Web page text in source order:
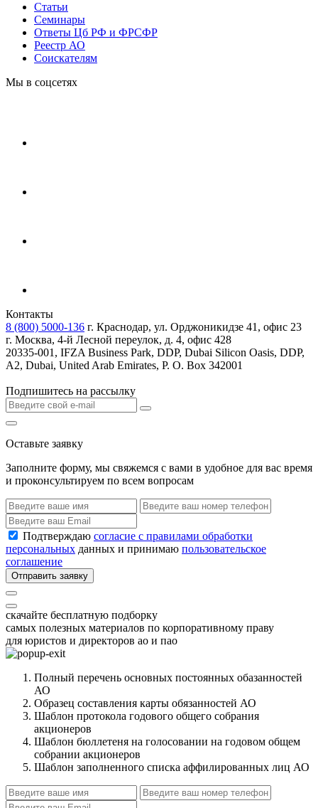
Статьи
Cеминары
Ответы Цб РФ и ФРСФР
Реестр АО
Соискателям
Мы в соцсетях
Контакты
8 (800) 5000-136 г. Краснодар, ул. Орджоникидзе 41, офис 23
г. Москва, 4-й Лесной переулок, д. 4, офис 428
20335-001, IFZA Business Park, DDP, Dubai Silicon Oasis, DDP,
A2, Dubai, United Arab Emirates, P. O. Box 342001
Подпишитесь на рассылку
Оставьте заявку
Заполните форму, мы свяжемся с вами в удобное для вас время
и проконсультируем по всем вопросам
Подтверждаю согласие с правилами обработки
персональных данных и принимаю пользовательское
соглашение
Отправить заявку
скачайте бесплатную подборку
самых полезных материалов по корпоративному праву
для юристов и директоров ао и пао
Полный перечень основных постоянных обазанностей
АО
Образец составления карты обязанностей АО
Шаблон протокола годового общего собрания
акционеров
Шаблон бюллетеня на голосовании на годовом общем
собрании акционеров
Шаблон заполненного списка аффилированных лиц АО